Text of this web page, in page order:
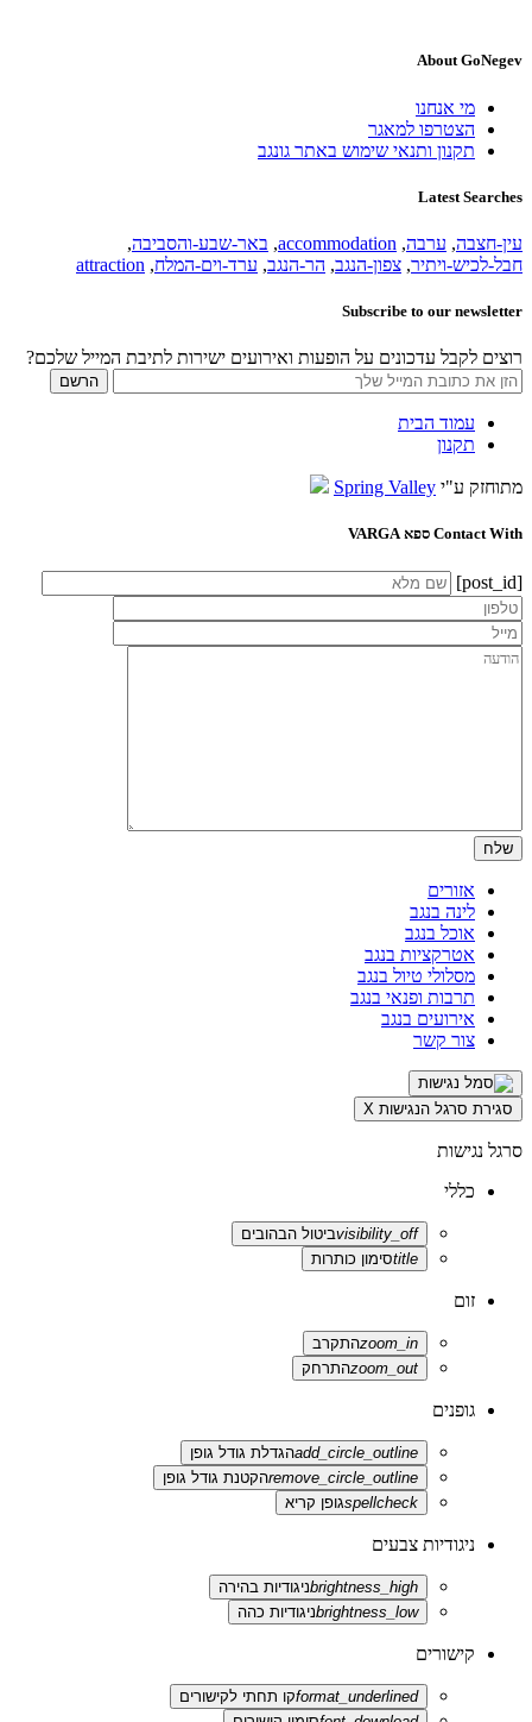
About GoNegev
מי אנחנו
הצטרפו למאגר
תקנון ותנאי שימוש באתר גונגב
Latest Searches
עין-חצבה, ערבה,
accommodation
, באר-שבע-והסביבה,
חבל-לכיש-ויתיר, צפון-הנגב, הר-הנגב, ערד-וים-המלח,
attraction
Subscribe to our newsletter
רוצים לקבל עדכונים על הופעות ואירועים ישירות לתיבת המייל שלכם?
עמוד הבית
תקנון
מתוחזק ע"י Spring Valley
Contact With ספא VARGA
[post_id]
אזורים
לינה בנגב
אוכל בנגב
אטרקציות בנגב
מסלולי טיול בנגב
תרבות ופנאי בנגב
אירועים בנגב
צור קשר
סגירת סרגל הנגישות X
סרגל נגישות
כללי
visibility_offביטול הבהובים
titleסימון כותרות
זום
zoom_inהתקרב
zoom_outהתרחק
גופנים
add_circle_outlineהגדלת גודל גופן
remove_circle_outlineהקטנת גודל גופן
spellcheckגופן קריא
ניגודיות צבעים
brightness_highניגודיות בהירה
brightness_lowניגודיות כהה
קישורים
format_underlinedקו תחתי לקישורים